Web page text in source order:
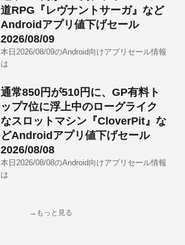
道RPG『レヴナントサーガ』など
Androidアプリ値下げセール
2026/08/09
本日2026/08/09のAndroid向けアプリセール情報
は
通常850円が510円に、GP有料ト
ップ7位に浮上中のローグライク
なスロットマシン『CloverPit』な
どAndroidアプリ値下げセール
2026/08/08
本日2026/08/08のAndroid向けアプリセール情報
は
→もっと見る